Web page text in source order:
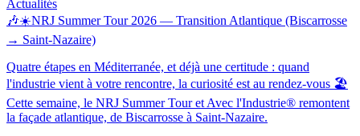
Actualités
🎶☀️NRJ Summer Tour 2026 — Transition Atlantique (Biscarrosse
→ Saint-Nazaire)
Quatre étapes en Méditerranée, et déjà une certitude : quand
l'industrie vient à votre rencontre, la curiosité est au rendez-vous 🏖️
Cette semaine, le NRJ Summer Tour et Avec l'Industrie® remontent
la façade atlantique, de Biscarrosse à Saint-Nazaire.